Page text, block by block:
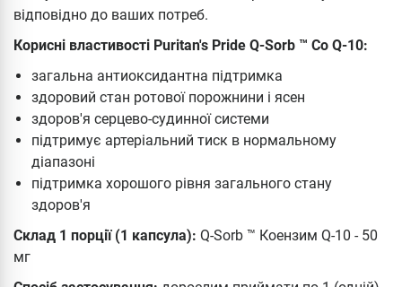
відповідно до ваших потреб.
Корисні властивості Puritan's Pride Q-Sorb ™ Co Q-10:
загальна антиоксидантна підтримка
здоровий стан ротової порожнини і ясен
здоров'я серцево-судинної системи
підтримує артеріальний тиск в нормальному
діапазоні
підтримка хорошого рівня загального стану
здоров'я
Склад 1 порції (1 капсула): Q-Sorb ™ Коензим Q-10 - 50
мг